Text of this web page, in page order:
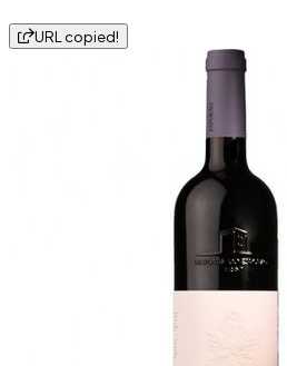
URL copied!